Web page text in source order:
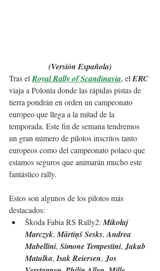
(Versión Española)
Tras el Royal Rally of Scandinavia, el ERC
viaja a Polonia donde las rápidas pistas de
tierra pondrán en orden un campeonato
europeo que llega a la mitad de la
temporada. Este fin de semana tendremos
un gran número de pilotos inscritos tanto
europeos como del campeonato polaco que
estamos seguros que animarán mucho este
fantástico rally.
Estos son algunos de los pilotos más
destacados:
Škoda Fabia RS Rally2: Mikołaj
Marczyk, Mārtiņš Sesks, Andrea
Mabellini, Simone Tempestini, Jakub
Matulka, Isak Reiersen, Jos